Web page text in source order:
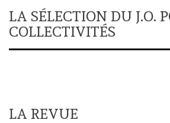
LA SÉLECTION DU J.O.
COLLECTIVITÉS
LA REVUE